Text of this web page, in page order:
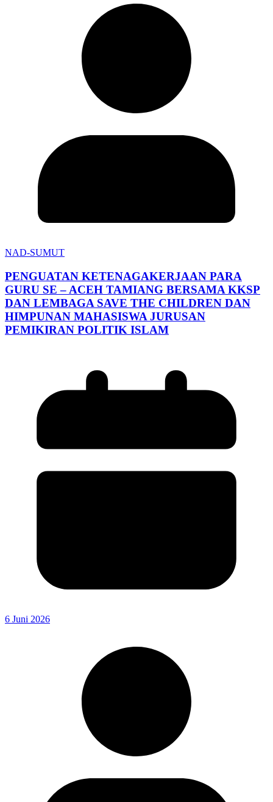
NAD-SUMUT
PENGUATAN KETENAGAKERJAAN PARA
GURU SE – ACEH TAMIANG BERSAMA KKSP
DAN LEMBAGA SAVE THE CHILDREN DAN
HIMPUNAN MAHASISWA JURUSAN
PEMIKIRAN POLITIK ISLAM
6 Juni 2026